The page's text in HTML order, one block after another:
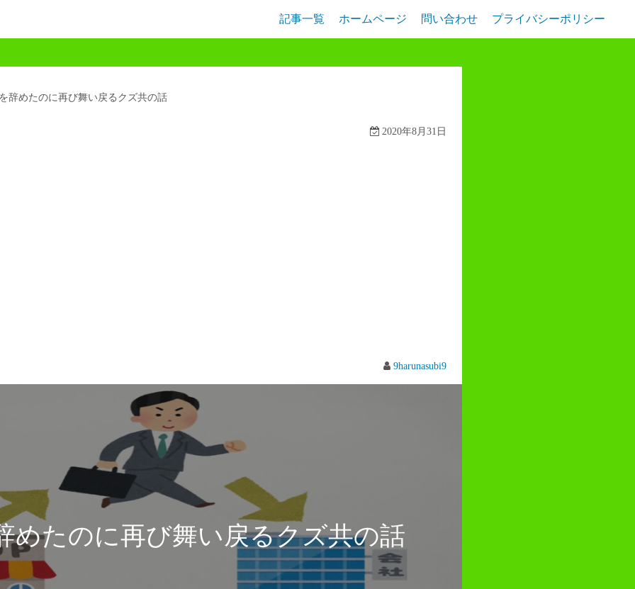
記事一覧 ホームページ 問い合わせ プライバシーポリシー
辞めたのに再び舞い戻るクズ共の話
2020年8月31日
9harunasubi9
めたのに再び舞い戻るクズ共の話